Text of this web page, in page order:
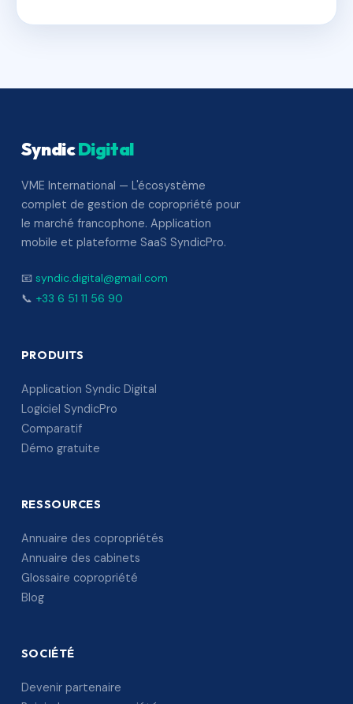
SyndicDigital
VME International — L'écosystème
complet de gestion de copropriété pour
le marché francophone. Application
mobile et plateforme SaaS SyndicPro.
📧 syndic.digital@gmail.com
📞 +33 6 51 11 56 90
PRODUITS
Application Syndic Digital
Logiciel SyndicPro
Comparatif
Démo gratuite
RESSOURCES
Annuaire des copropriétés
Annuaire des cabinets
Glossaire copropriété
Blog
SOCIÉTÉ
Devenir partenaire